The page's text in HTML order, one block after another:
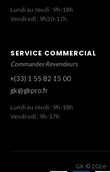
Lundi au Jeudi : 9h-18h
Vendredi : 9h30-17h
SERVICE COMMERCIAL
Commandes Revendeurs
+(33) 1 55 82 15 00
gk@gkpro.fr
Lundi au Jeudi : 9h-18h
Vendredi : 9h-17h
GK © 2026 ·